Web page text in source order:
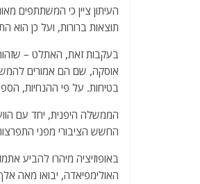
העיתון ציין כי המשתתפים
תוצאות ברורות, ועל כן
בעקבות זאת, האתלט –
אוסקה, שם הם אמורים
בטיחות. על פי ההנחיות,
הממשלה היפנית, יחד עם
החשש הציבורי מפני
באופוזיציה מיהרו להביע
האולימפיאדה, יבואו מאה